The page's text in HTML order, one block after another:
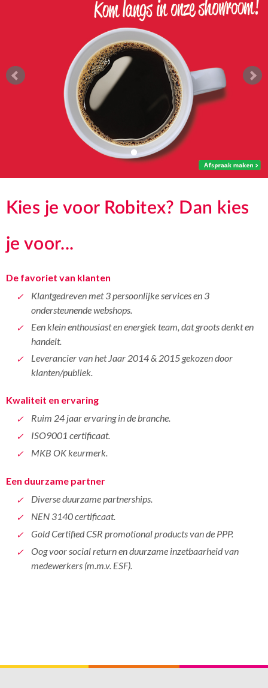
Kies je voor Robitex? Dan kies
je voor...
De favoriet van klanten
Klantgedreven met 3 persoonlijke services en 3
ondersteunende webshops.
Een klein enthousiast en energiek team, dat groots denkt en
handelt.
Leverancier van het Jaar 2014 & 2015 gekozen door
klanten/publiek.
Kwaliteit en ervaring
Ruim 24 jaar ervaring in de branche.
ISO9001 certificaat.
MKB OK keurmerk.
Een duurzame partner
Diverse duurzame partnerships.
NEN 3140 certificaat.
Gold Certified CSR promotional products van de PPP.
Oog voor social return en duurzame inzetbaarheid van
medewerkers (m.m.v. ESF).